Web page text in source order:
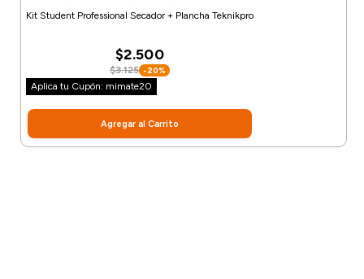
Kit Student Professional Secador + Plancha Teknikpro
$2.500
$3.125 -20%
Aplica tu Cupón: mimate20
Agregar al Carrito